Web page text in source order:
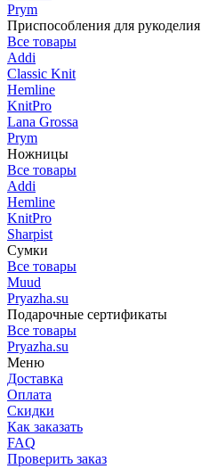
Prym
Приспособления для рукоделия
Все товары
Addi
Classic Knit
Hemline
KnitPro
Lana Grossa
Prym
Ножницы
Все товары
Addi
Hemline
KnitPro
Sharpist
Сумки
Все товары
Muud
Pryazha.su
Подарочные сертификаты
Все товары
Pryazha.su
Меню
Доставка
Оплата
Скидки
Как заказать
FAQ
Проверить заказ